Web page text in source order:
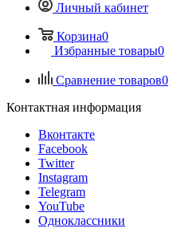
Личный кабинет
Корзина0
Избранные товары0
Сравнение товаров0
Контактная информация
Вконтакте
Facebook
Twitter
Instagram
Telegram
YouTube
Одноклассники